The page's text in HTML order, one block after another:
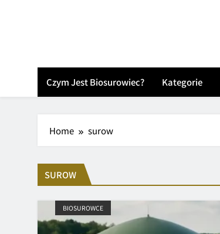
Czym Jest Biosurowiec? Kategorie
Home surow
SUROW
BIOSUROWCE